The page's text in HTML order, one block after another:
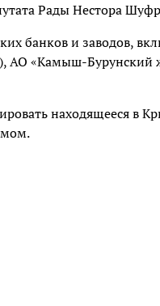
Рады Нестора
банков и заводов,
АО «Камыш-
находящееся в